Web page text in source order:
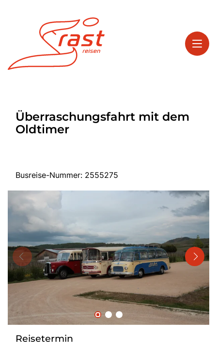
Highlights
Service
Start
Tagesreisen
Mehrtagesreisen
Bus anmieten
Linienverkehr
Service
Kontakt
Überraschungsfahrt mit dem
Oldtimer
Busreise-Nummer: 2555275
Reisetermin